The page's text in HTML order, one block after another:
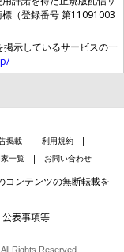
（登録番号 第11091003
掲示しているサービスの一
掲載
利用規約
一覧 お問い合わせ
コンテンツの無断転載を
表事項等
Rights Reserved.